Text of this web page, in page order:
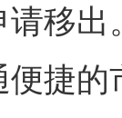
移
捷